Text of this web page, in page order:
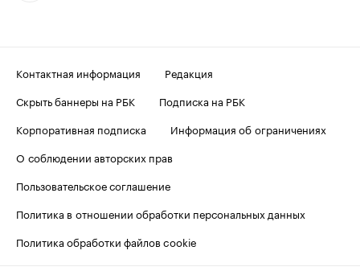
Контактная информация
Редакция
Скрыть баннеры на РБК
Подписка на РБК
Корпоративная подписка
Информация об ограничениях
О соблюдении авторских прав
Пользовательское соглашение
Политика в отношении обработки персональных данных
Политика обработки файлов cookie